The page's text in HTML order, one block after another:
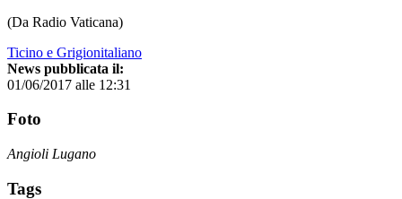
(Da Radio Vaticana)
Ticino e Grigionitaliano
News pubblicata il:
01/06/2017 alle 12:31
Foto
Angioli Lugano
Tags